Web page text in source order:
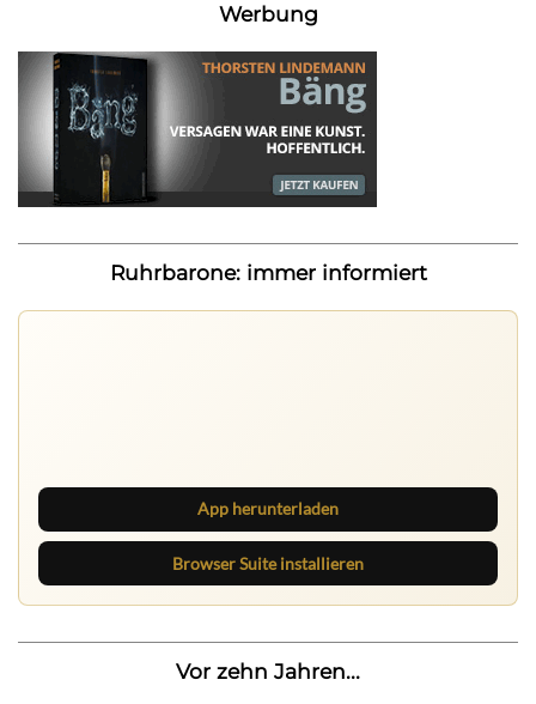
Werbung
Ruhrbarone: immer informiert
App herunterladen
Browser Suite installieren
Vor zehn Jahren...